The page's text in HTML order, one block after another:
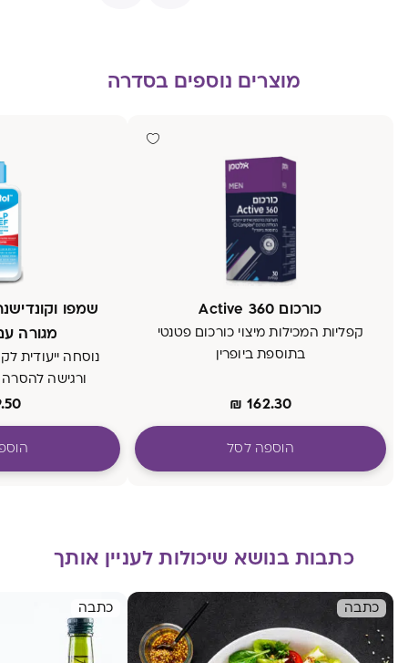
מוצרים נוספים בסדרה
כורכום 360 Active
קפליות המכילות מיצוי כורכום פטנטי
בתוספת ביופרין
₪ 162.30
הוספה לסל
שמפו
מגורה
נוסחה ייעודית
ורגישה
כתבות בנושא שיכולות לעניין אותך
כתבה כתבה